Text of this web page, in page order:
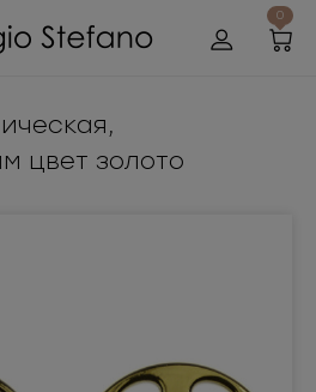
0
цвет золото